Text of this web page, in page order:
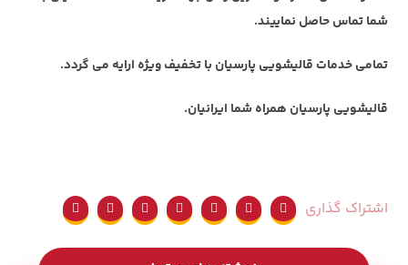
شما تماس حاصل نماییند.
تمامی خدمات قالیشویی پارسیان با تخفیف ویژه ارایه می گردد.
قالیشویی پارسیان همراه شما ایرانیان.